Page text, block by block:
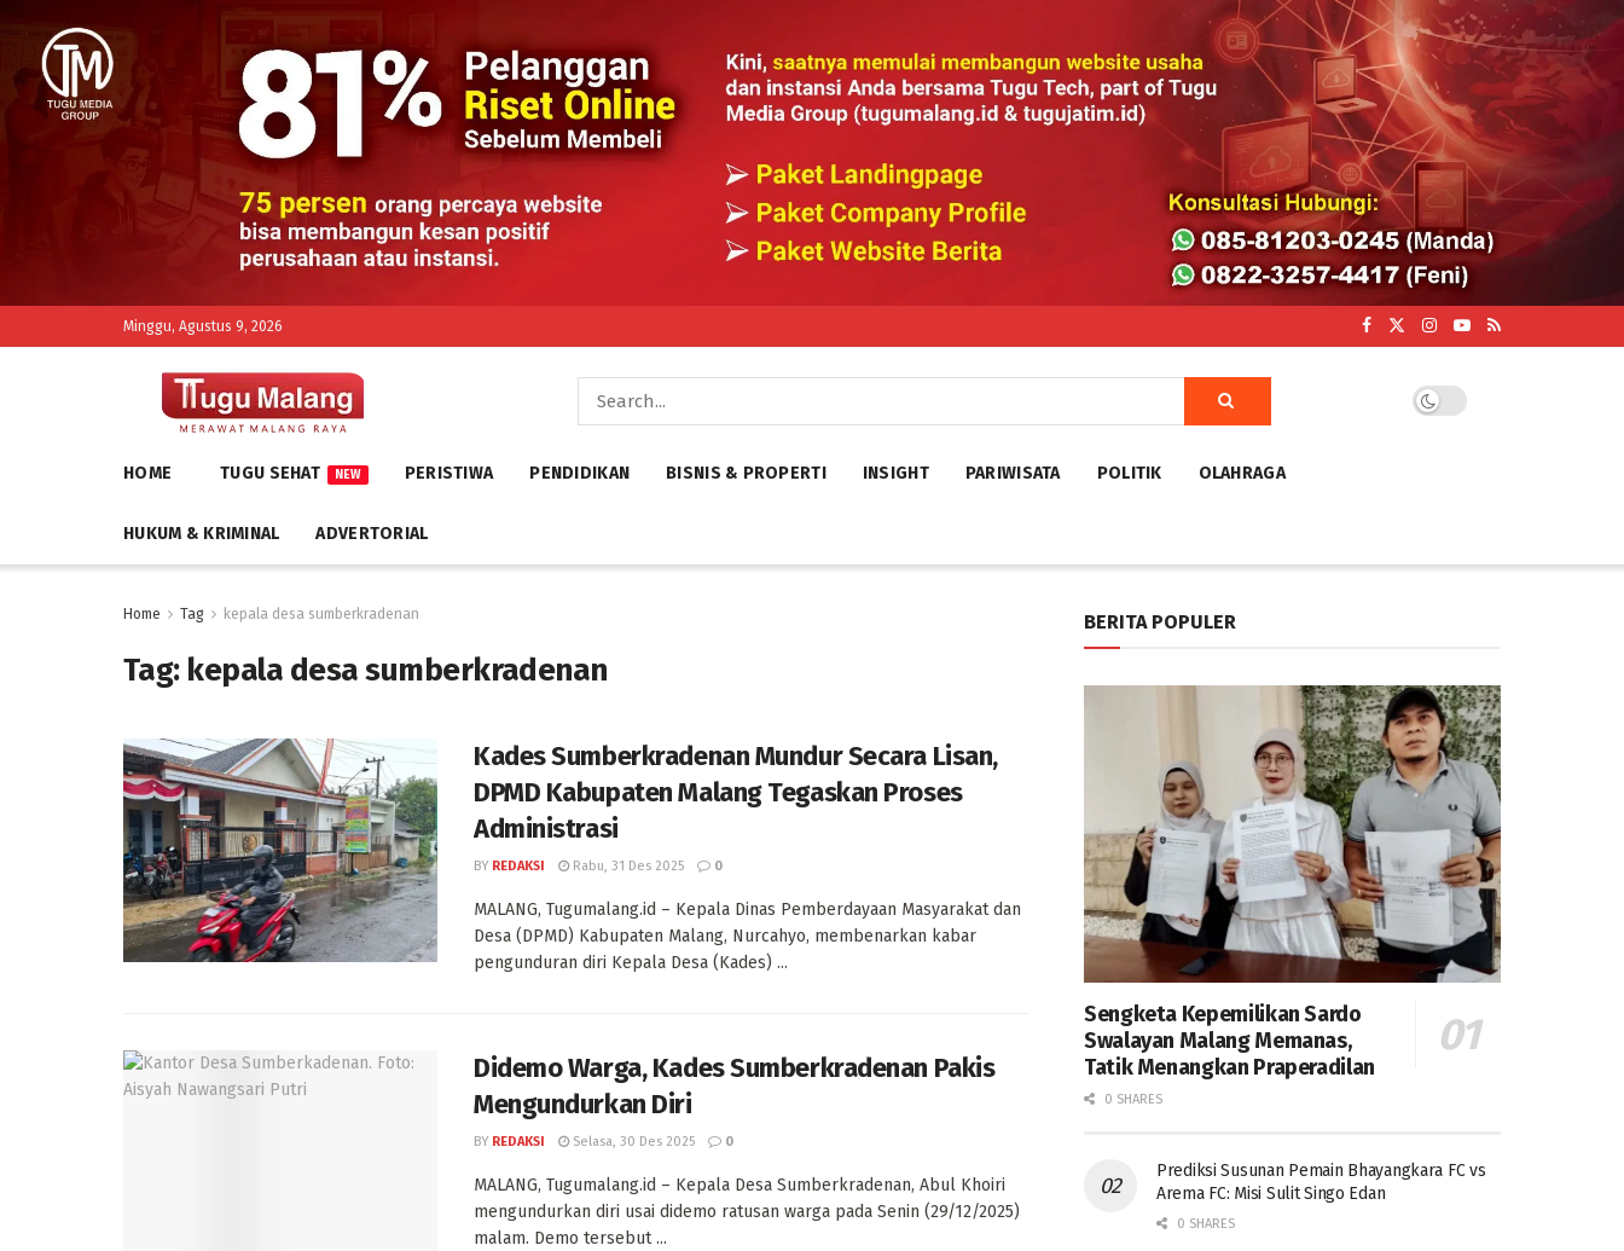
Minggu, Agustus 9, 2026
HOME TUGU SEHAT NEW PERISTIWA PENDIDIKAN BISNIS & PROPERTI INSIGHT PARIWISATA POLITIK OLAHRAGA
HUKUM & KRIMINAL ADVERTORIAL
Home Tag kepala desa sumberkradenan
Tag: kepala desa sumberkradenan
Kades Sumberkradenan Mundur Secara Lisan,
DPMD Kabupaten Malang Tegaskan Proses
Administrasi
BY REDAKSI Rabu, 31 Des 2025 0
MALANG, Tugumalang.id – Kepala Dinas Pemberdayaan Masyarakat dan
Desa (DPMD) Kabupaten Malang, Nurcahyo, membenarkan kabar
pengunduran diri Kepala Desa (Kades) ...
Didemo Warga, Kades Sumberkradenan Pakis
Mengundurkan Diri
BY REDAKSI Selasa, 30 Des 2025 0
MALANG, Tugumalang.id – Kepala Desa Sumberkradenan, Abul Khoiri
mengundurkan diri usai didemo ratusan warga pada Senin (29/12/2025)
malam. Demo tersebut ...
BERITA POPULER
Sengketa Kepemilikan Sardo
Swalayan Malang Memanas,
Tatik Menangkan Praperadilan
0 SHARES
Prediksi Susunan Pemain Bhayangkara FC vs
Arema FC: Misi Sulit Singo Edan
0 SHARES